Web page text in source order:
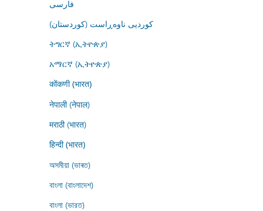
فارسى
کوردیی ناوەڕاست (کوردستان)
ትግርኛ (ኢትዮጵያ)
አማርኛ (ኢትዮጵያ)
कोंकणी (भारत)
नेपाली (नेपाल)
मराठी (भारत)
हिन्दी (भारत)
অসমীয়া (ভাৰত)
বাংলা (বাংলাদেশ)
বাংলা (ভারত)